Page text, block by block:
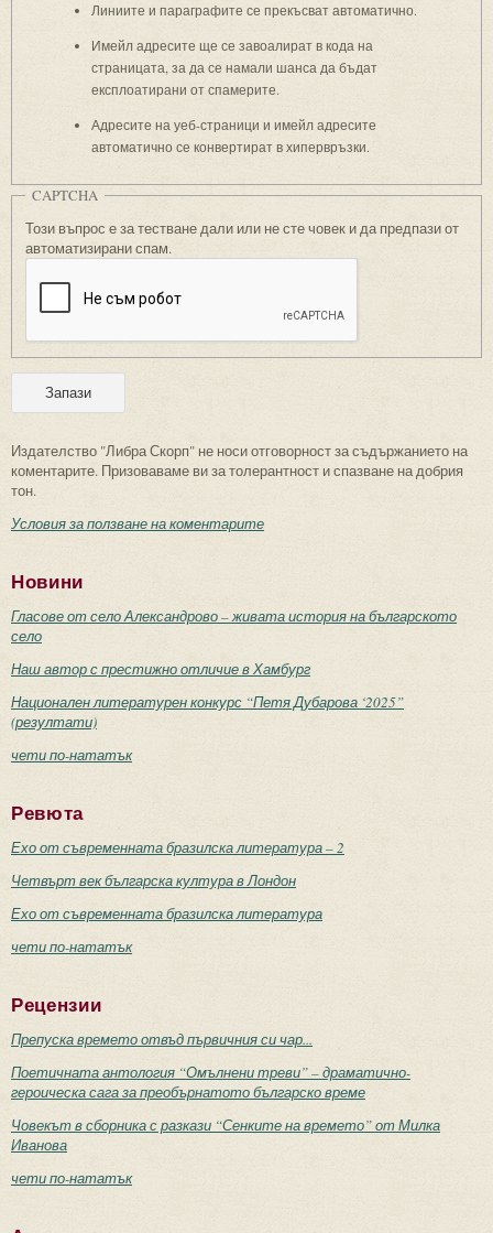
Линиите и параграфите се прекъсват автоматично.
Имейл адресите ще се завоалират в кода на
страницата, за да се намали шанса да бъдат
експлоатирани от спамерите.
Адресите на уеб-страници и имейл адресите
автоматично се конвертират в хипервръзки.
CAPTCHA
Този въпрос е за тестване дали или не сте човек и да предпази от
автоматизирани спам.
Издателство "Либра Скорп" не носи отговорност за съдържанието на
коментарите. Призоваваме ви за толерантност и спазване на добрия
тон.
Условия за ползване на коментарите
Новини
Гласове от село Александрово – живата история на българското
село
Наш автор с престижно отличие в Хамбург
Национален литературен конкурс “Петя Дубарова ‘2025”
(резултати)
чети по-нататък
Ревюта
Ехо от съвременната бразилска литература – 2
Четвърт век българска култура в Лондон
Ехо от съвременната бразилска литература
чети по-нататък
Рецензии
Препуска времето отвъд първичния си чар...
Поетичната антология “Омълнени треви” – драматично-
героическа сага за преобърнатото българско време
Човекът в сборника с разкази “Сенките на времето” от Милка
Иванова
чети по-нататък